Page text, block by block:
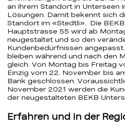
an ihrem Standort in Unterseen
Lösungen. Damit bekennt sich
Standort im «Stedtli». Die
Hauptstrasse 55 wird ab
neugestaltet und so den
Kundenbedürfnissen
bleiben während und nach den
gleich: Von Montag bis Freitag
Einzig vom 22. November bis
Bank geschlossen.
November 2021 werden die
der neugestalteten BEKB
Erfahren und in der